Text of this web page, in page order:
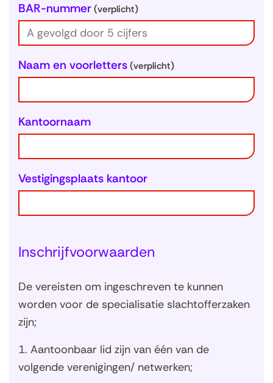
s
BAR-nummer (verplicht)
Naam en voorletters (verplicht)
Kantoornaam
Vestigingsplaats kantoor
Inschrijfvoorwaarden
De vereisten om ingeschreven te kunnen
worden voor de specialisatie slachtofferzaken
zijn;
1. Aantoonbaar lid zijn van één van de
volgende verenigingen/ netwerken;